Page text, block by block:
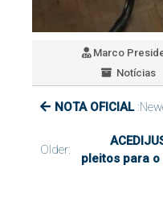
Marco
Notícias
NOTA OFICIAL
Older:
pleitos para